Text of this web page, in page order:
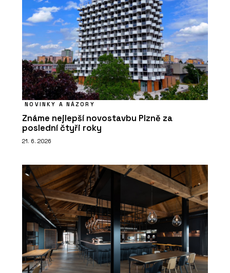
NOVINKY A NÁZORY
Známe nejlepší novostavbu Plzně za
poslední čtyři roky
21. 6. 2026